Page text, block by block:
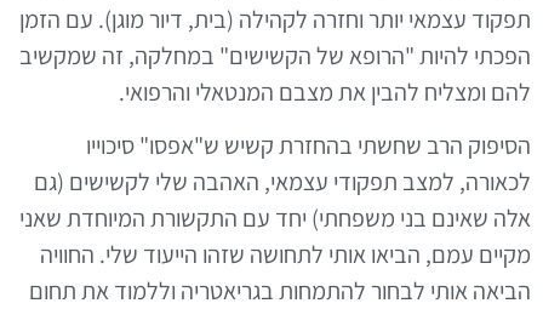
עצמאי יותר וחזרה לקהילה (בית, דיור מוגן). עם הזמן
להיות "הרופא של הקשישים" במחלקה, זה שמקשיב
ומצליח להבין את מצבם המנטאלי והרפואי.
הרב שחשתי בהחזרת קשיש ש"אפסו" סיכוייו
למצב תפקודי עצמאי, האהבה שלי לקשישים (גם
שאינם בני משפחתי) יחד עם התקשורת המיוחדת שאני
עמם, הביאו אותי לתחושה שזהו הייעוד שלי. החוויה
אותי לבחור להתמחות בגריאטריה וללמוד את תחום